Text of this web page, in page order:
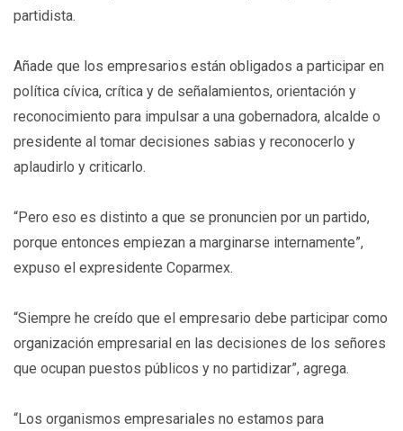
partidista.
Añade que los empresarios están obligados a participar en
política cívica, crítica y de señalamientos, orientación y
reconocimiento para impulsar a una gobernadora, alcalde o
presidente al tomar decisiones sabias y reconocerlo y
aplaudirlo y criticarlo.
“Pero eso es distinto a que se pronuncien por un partido,
porque entonces empiezan a marginarse internamente”,
expuso el expresidente Coparmex.
“Siempre he creído que el empresario debe participar como
organización empresarial en las decisiones de los señores
que ocupan puestos públicos y no partidizar”, agrega.
“Los organismos empresariales no estamos para